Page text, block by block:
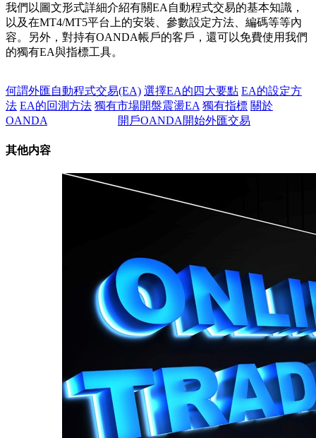
我們以圖文形式詳細介紹有關EA自動程式交易的基本知識，
以及在MT4/MT5平台上的安裝、參數設定方法、編碼等等內
容。另外，對持有OANDA帳戶的客戶，還可以免費使用我們
的獨有EA與指標工具。
何謂外匯自動程式交易(EA) 選擇EA的四大要點 EA的設定方
法 EA的回測方法 獨有市場開盤震盪EA 獨有指標 關於
OANDA
開戶OANDA開始外匯交易
其他内容